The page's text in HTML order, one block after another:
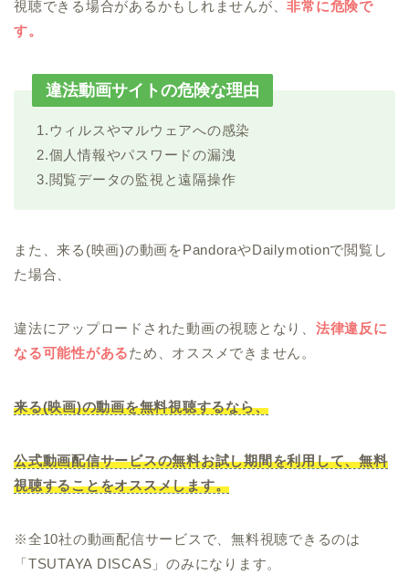
視聴できる場合があるかもしれませんが、非常に危険で
す。
違法動画サイトの危険な理由
1.ウィルスやマルウェアへの感染
2.個人情報やパスワードの漏洩
3.閲覧データの監視と遠隔操作
また、来る(映画)の動画をPandoraやDailymotionで閲覧し
た場合、
違法にアップロードされた動画の視聴となり、 法律違反に
なる可能性があるため、オススメできません。
来る(映画)の動画を無料視聴するなら、
公式動画配信サービスの無料お試し期間を利用して、無料
視聴することをオススメします。
※全10社の動画配信サービスで、無料視聴できるのは
「TSUTAYA DISCAS」のみになります。